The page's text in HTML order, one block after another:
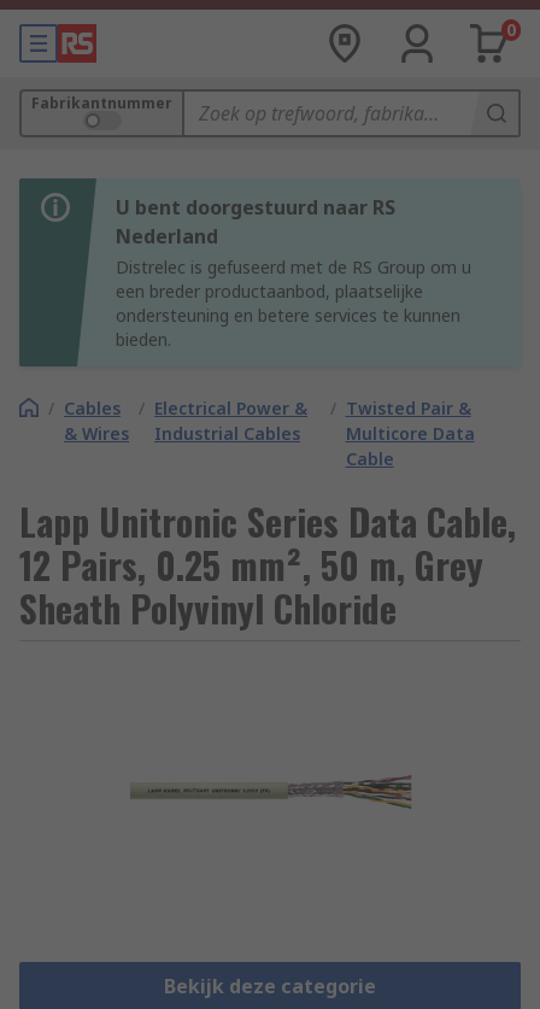
0
Fabrikantnummer
U bent doorgestuurd naar RS
Nederland
Distrelec is gefuseerd met de RS Group om u
een breder productaanbod, plaatselijke
ondersteuning en betere services te kunnen
bieden.
/ Cables
& Wires
/ Electrical Power &
Industrial Cables
/ Twisted Pair &
Multicore Data
Cable
Lapp Unitronic Series Data Cable,
12 Pairs, 0.25 mm², 50 m, Grey
Sheath Polyvinyl Chloride
Bekijk deze categorie